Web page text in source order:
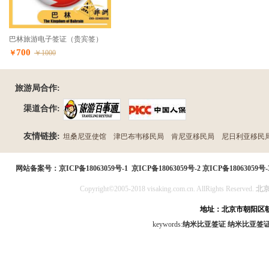
巴林旅游电子签证（贵宾签）
￥700 ￥1000
旅游局合作:
渠道合作:
友情链接: 坦桑尼亚使馆 津巴布韦移民局 肯尼亚移民局 尼日利亚移民
网站备案号： 京ICP备18063059号-1 京ICP备18063059号-2 京ICP备18063059号-
Copyright©2005-2018 visaking.com.cn. AllRights Reserved. 北
地址：北京市朝阳区
keywords:纳米比亚签证 纳米比亚签